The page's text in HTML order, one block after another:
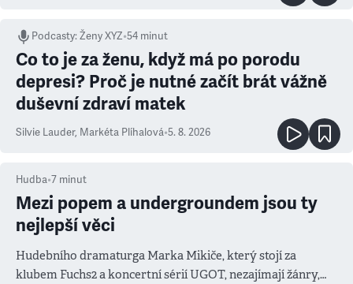
Podcasty:Ženy XYZ•54 minut
Co to je za ženu, když má po porodu
depresi? Proč je nutné začít brát vážně
duševní zdraví matek
Silvie Lauder, Markéta Plíhalová•5. 8. 2026
Hudba•7 minut
Mezi popem a undergroundem jsou ty
nejlepší věci
Hudebního dramaturga Marka Mikiče, který stojí za
klubem Fuchs2 a koncertní sérií UGOT, nezajímají žánry,